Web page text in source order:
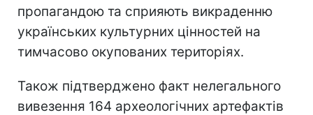
пропагандою та сприяють викраденню
українських культурних цінностей на
тимчасово окупованих територіях.
Також підтверджено факт нелегального
вивезення 164 археологічних артефактів